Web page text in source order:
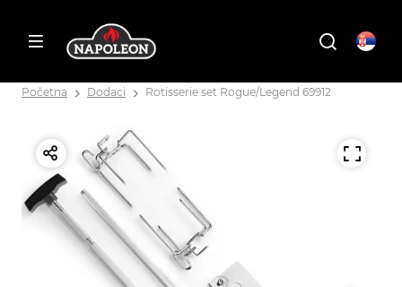
Početna Dodaci Rotisserie set Rogue/Legend 69912